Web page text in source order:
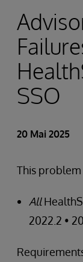
SSO
20 Mai 2025
This
All
2022.2 •